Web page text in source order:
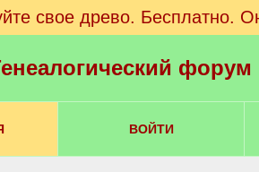
свое древо. Бесплатно.
ВОЙТИ